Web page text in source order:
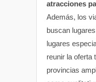
atracciones
Además, los
buscan
lugares
reunir la oferta
provincias